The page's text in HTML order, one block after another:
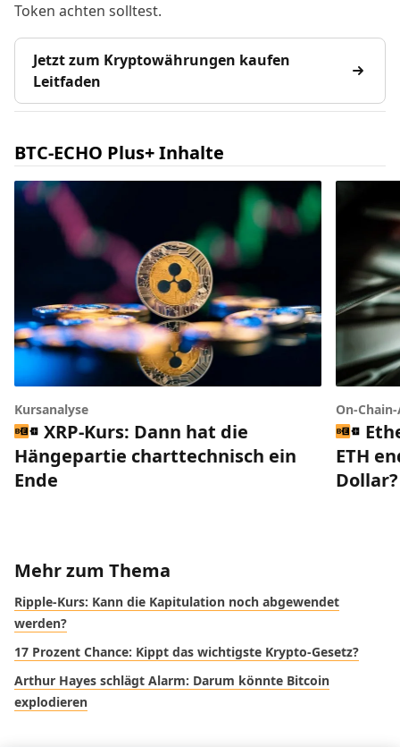
Token achten solltest.
Jetzt zum Kryptowährungen kaufen
Leitfaden
BTC-ECHO Plus+ Inhalte
Kursanalyse
XRP-Kurs: Dann hat die
Hängepartie charttechnisch ein
Ende
On-
ETH
Dollar?
Mehr zum Thema
Ripple-Kurs: Kann die Kapitulation noch abgewendet
werden?
17 Prozent Chance: Kippt das wichtigste Krypto-Gesetz?
Arthur Hayes schlägt Alarm: Darum könnte Bitcoin
explodieren